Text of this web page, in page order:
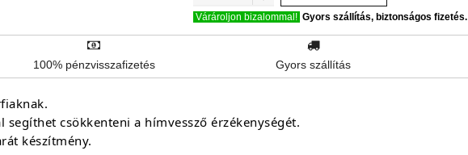
Várároljon bizalommal! Gyors szállítás, biztonságos fizetés.
100% pénzvisszafizetés Gyors szállítás
csökkenteni a hímvessző érzékenységét.
készítmény.